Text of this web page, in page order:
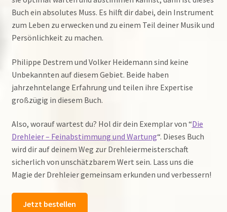
Buch ein absolutes Muss. Es hilft dir dabei, dein Instrument
zum Leben zu erwecken und zu einem Teil deiner Musik und
Persönlichkeit zu machen.
Philippe Destrem und Volker Heidemann sind keine
Unbekannten auf diesem Gebiet. Beide haben
jahrzehntelange Erfahrung und teilen ihre Expertise
großzügig in diesem Buch.
Also, worauf wartest du? Hol dir dein Exemplar von “Die
Drehleier – Feinabstimmung und Wartung“. Dieses Buch
wird dir auf deinem Weg zur Drehleiermeisterschaft
sicherlich von unschätzbarem Wert sein. Lass uns die
Magie der Drehleier gemeinsam erkunden und verbessern!
Jetzt bestellen